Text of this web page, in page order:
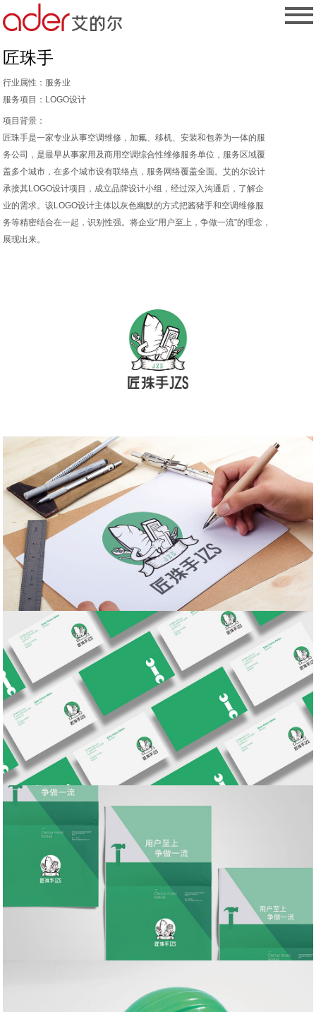
匠珠手
行业属性： 服务业
服务项目： LOGO设计
项目背景：
匠珠手是一家专业从事空调维修，加氟、移机、安装和包养为一体的服
务公司，是最早从事家用及商用空调综合性维修服务单位，服务区域覆
盖多个城市，在多个城市设有联络点，服务网络覆盖全面。艾的尔设计
承接其LOGO设计项目，成立品牌设计小组，经过深入沟通后，了解企
业的需求。该LOGO设计主体以灰色幽默的方式把酱猪手和空调维修服
务等精密结合在一起，识别性强。将企业“用户至上，争做一流”的理念，
展现出来。